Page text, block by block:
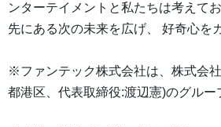
ンターテイメントと私たちは考えて
先にある次の未来を広げ、 好奇心を
※ファンテック株式会社は、株式会
都港区、代表取締役:渡辺憲)のグルー